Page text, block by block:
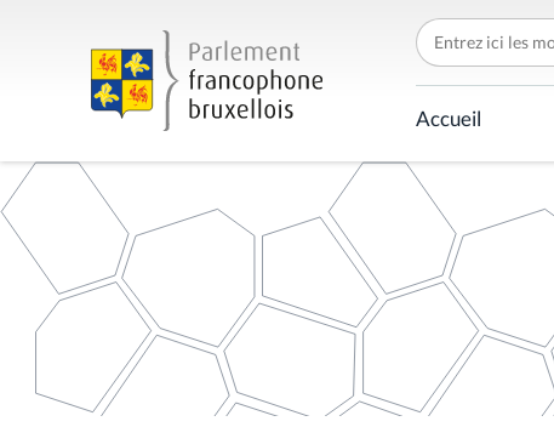
C
h
e
r
c
h
r
p
Accueil